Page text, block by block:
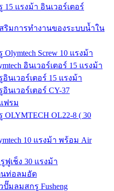
แรงม้า อินเวอร์เตอร์
ริมการทำงานของระบบน้ำใน
Screw 10 แรงม้า
อินเวอร์เตอร์ 15 แรงม้า
นเวอร์เตอร์ 15 แรงม้า
นเวอร์เตอร์ CY-37
ฟรม
OL22-8 ( 30
10 แรงม้า พร้อม Air
เช็ง 30 แรงม้า
นท่อลมอัด
มลมสกรู Fusheng